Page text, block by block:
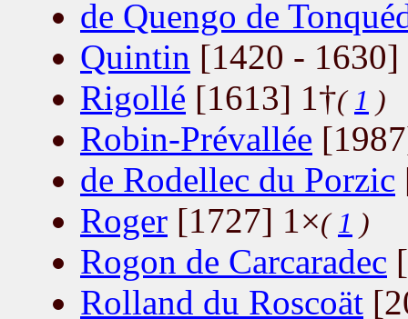
de Quengo de
Quintin [1420 - 1630]
Rigollé [1613] 1†( 1 )
Robin-Prévallée
de Rodellec du Porzic
Roger [1727] 1×( 1 )
Rogon de Carcaradec
Rolland du Roscoät